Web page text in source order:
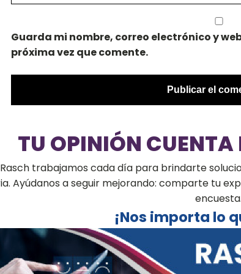
Guarda mi nombre, correo electrónico y
próxima vez que comente.
TU OPINIÓN
trabajamos cada día para brindarte
Ayúdanos a seguir mejorando: comparte tu
encuesta.
¡Nos importa lo